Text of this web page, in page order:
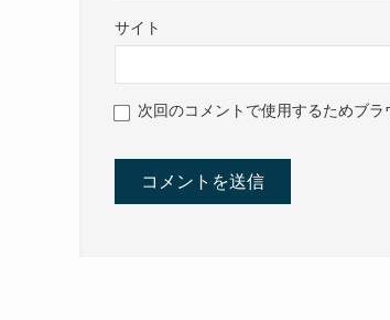
サイト
次回のコメントで使用するためブ